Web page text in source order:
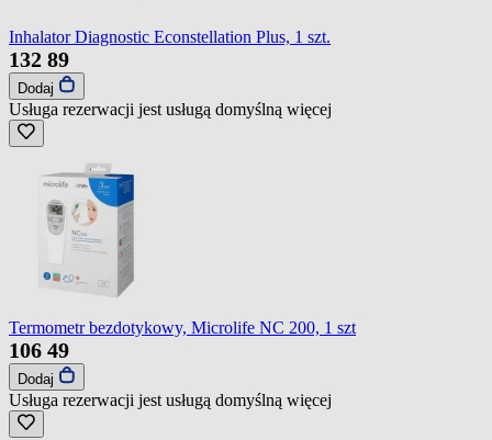
Inhalator Diagnostic Econstellation Plus, 1 szt.
132 89
Dodaj
Usługa rezerwacji jest usługą domyślną więcej
Termometr bezdotykowy, Microlife NC 200, 1 szt
106 49
Dodaj
Usługa rezerwacji jest usługą domyślną więcej